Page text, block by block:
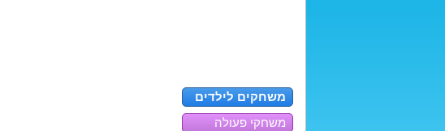
משחקים לילדים
משחקי פעולה